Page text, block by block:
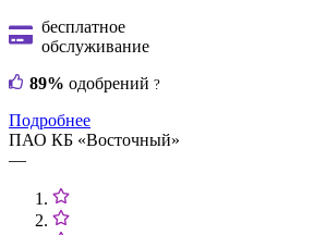
бесплатное
обслуживание
89% одобрений ?
Подробнее
ПАО КБ «Восточный»
—